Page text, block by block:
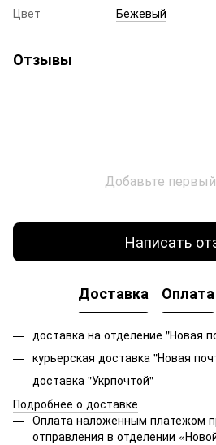
Цвет
Бежевый
Отзывы
Добавьте
Написать
Доставка Оплата
доставка на отделение "Новая
курьерская доставка "Новая
доставка "Укрпочтой"
Подробнее о доставке
Оплата наложенным платежом
отправления в отделении